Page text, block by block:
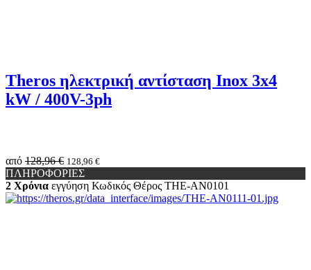
Theros ηλεκτρική αντίσταση Inox 3x4
kW / 400V-3ph
από 128,96 € 128,96 €
ΠΛΗΡΟΦΟΡΙΕΣ
2 Χρόνια εγγύηση Κωδικός Θέρος THE-AN0101